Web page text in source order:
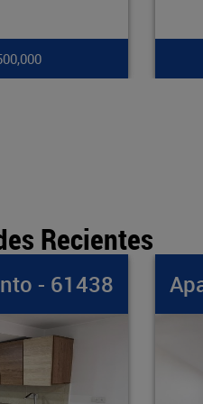
Recientes
- 61437